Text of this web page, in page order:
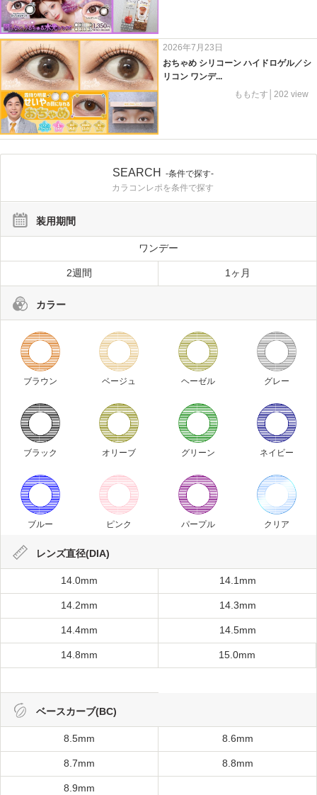
2026年7月23日
おちゃめ シリコーン ハイドロゲル／シ
リコン ワンデ...
ももたす│202 view
SEARCH
-条件で探す-
カラコンレポを条件で探す
装用期間
ワンデー
2週間 1ヶ月
カラー
ブラウン ベージュ ヘーゼル グレー
ブラック オリーブ グリーン ネイビー
ブルー ピンク パープル クリア
レンズ直径(DIA)
14.0mm 14.1mm
14.2mm 14.3mm
14.4mm 14.5mm
14.8mm 15.0mm
ベースカーブ(BC)
8.5mm 8.6mm
8.7mm 8.8mm
8.9mm